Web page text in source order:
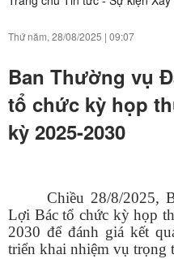
Thứ năm, 28/08/2025 | 09:07
Ban Thường vụ
tổ chức kỳ họp
kỳ 2025-2030
Chiều 28/8/2025,
Lợi Bác tổ chức kỳ họp
2030 để đánh giá kết
triển khai nhiệm vụ trọng